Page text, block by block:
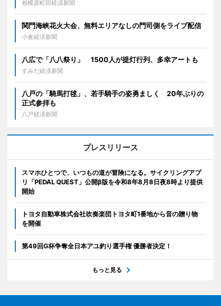
相模原町田経済新聞
関門海峡花火大会、無料エリアなしの門司側をライブ配信
小倉経済新聞
八広で「八八祭り」 1500人が提灯行列、多幸アートも
すみだ経済新聞
八戸の「騎馬打毬」、若手騎手の姿勇ましく 20年ぶりの
正式参拝も
八戸経済新聞
プレスリリース
スマホひとつで、いつもの道が冒険になる。サイクリングアプ
リ「PEDAL QUEST」公開β版を令和8年8月8日夜8時より提供
開始
トヨタ自動車株式会社吹奏楽団トヨタ町1番地から音の贈り物
を開催
第49回G杯争奪全日本アユ釣り選手権 優勝者決定！
もっと見る